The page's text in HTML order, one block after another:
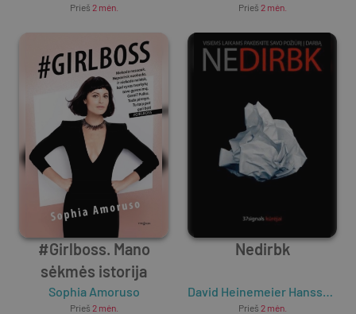
Prieš 2 mėn. Prieš 2 mėn.
#Girlboss. Mano
sėkmės istorija
Sophia Amoruso
Prieš 2 mėn.
Nedirbk
Prieš 2 mėn.